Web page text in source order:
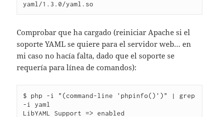
Comprobar que ha cargado (reiniciar Apache si el
soporte YAML se quiere para el servidor web… en
mi caso no hacía falta, dado que el soporte se
requería para línea de comandos):
$ php -i "(command-line 'phpinfo()')" | grep
-i yaml
LibYAML Support => enabled